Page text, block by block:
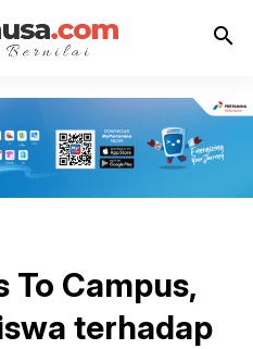
search
To Campus,
terhadap